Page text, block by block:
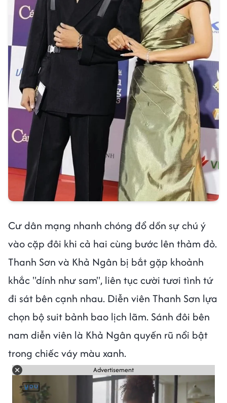
Cư dân mạng nhanh chóng đổ dồn sự chú ý
vào cặp đôi khi cả hai cùng bước lên thảm đỏ.
Thanh Sơn và Khả Ngân bị bắt gặp khoảnh
khắc "dính như sam", liên tục cười tươi tình tứ
đi sát bên cạnh nhau. Diễn viên Thanh Sơn lựa
chọn bộ suit bảnh bao lịch lãm. Sánh đôi bên
nam diễn viên là Khả Ngân quyến rũ nổi bật
trong chiếc váy màu xanh.
Advertisement